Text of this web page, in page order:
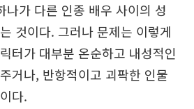
나가 다른 인종 배우 사이의 성
것이다. 그러나 문제는 이렇게
터가 대부분 온순하고 내성적인
거나, 반항적이고 괴팍한 인물
다.